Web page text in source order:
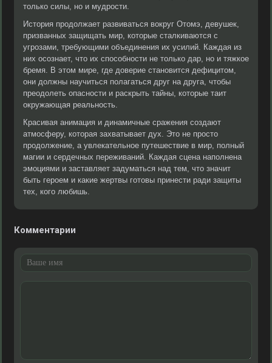
только силы, но и мудрости.
История продолжает развиваться вокруг Отомэ, девушек,
призванных защищать мир, которые сталкиваются с
угрозами, требующими объединения их усилий. Каждая из
них осознает, что их способности не только дар, но и тяжкое
бремя. В этом мире, где доверие становится дефицитом,
они должны научиться полагаться друг на друга, чтобы
преодолеть опасности и раскрыть тайны, которые таит
окружающая реальность.
Красивая анимация и динамичные сражения создают
атмосферу, которая захватывает дух. Это не просто
продолжение, а увлекательное путешествие в мир, полный
магии и сердечных переживаний. Каждая сцена наполнена
эмоциями и заставляет задуматься над тем, что значит
быть героем и какие жертвы готовы принести ради защиты
тех, кого любишь.
Комментарии